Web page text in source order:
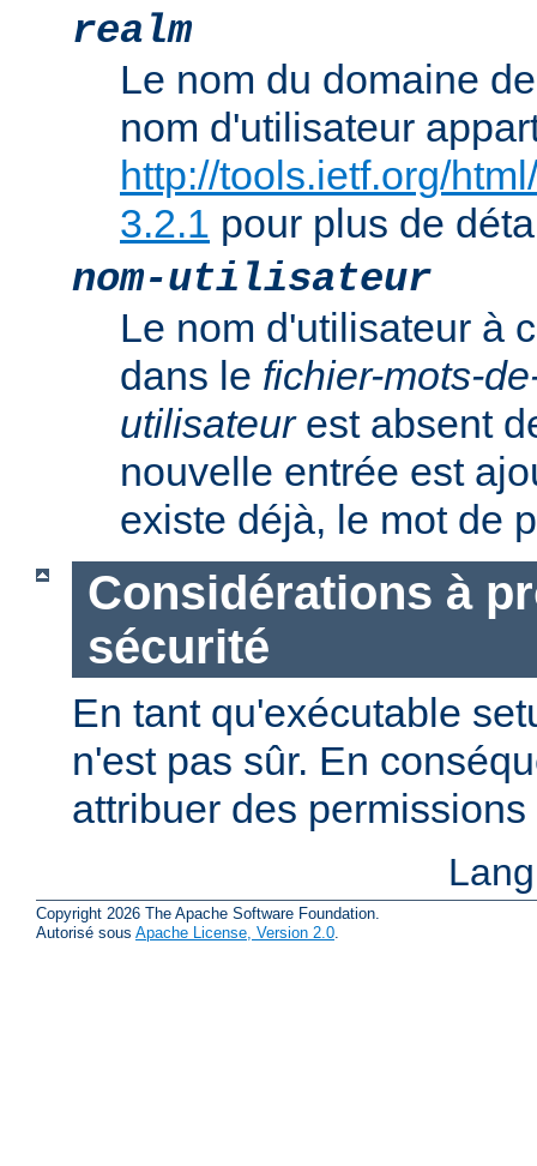
realm
Le nom du domaine
nom d'utilisateur
http://tools.ietf.org/
3.2.1 pour plus de
nom-utilisateur
Le nom d'utilisateur à
dans le fichier-mots-
utilisateurest absent
nouvelle entrée est
existe déjà, le mot de
Considérations à
sécurité
En tant qu'exécutable
n'est pas sûr. En
attribuer des
Copyright 2026 The Apache Software Foundation.
Autorisé sous Apache License, Version 2.0